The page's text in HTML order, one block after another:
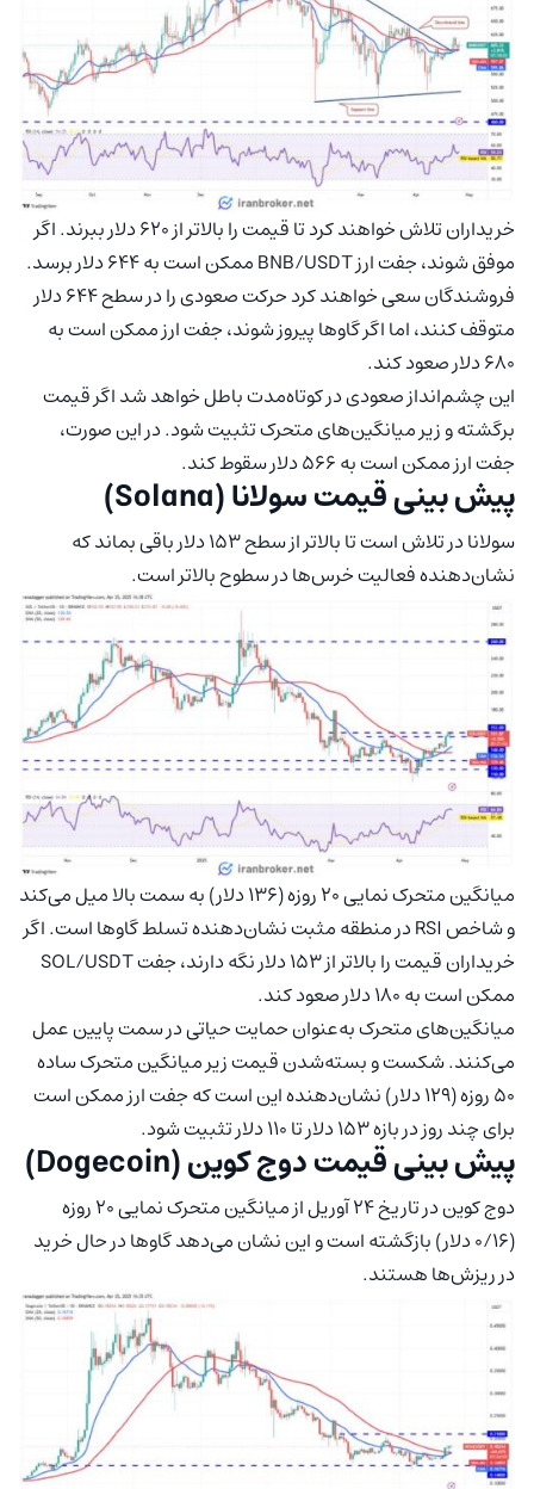
خریداران تلاش خواهند کرد تا قیمت را بالاتر از ۶۲۰ دلار ببرند. اگر
موفق شوند، جفت ارز BNB/USDT ممکن است به ۶۴۴ دلار برسد.
فروشندگان سعی خواهند کرد حرکت صعودی را در سطح ۶۴۴ دلار
متوقف کنند، اما اگر گاوها پیروز شوند، جفت ارز ممکن است به
۶۸۰ دلار صعود کند.
این چشم‌انداز صعودی در کوتاه‌مدت باطل خواهد شد اگر قیمت
برگشته و زیر میانگین‌های متحرک تثبیت شود. در این صورت،
جفت ارز ممکن است به ۵۶۶ دلار سقوط کند.
پیش‌ بینی قیمت سولانا (Solana)
سولانا در تلاش است تا بالاتر از سطح ۱۵۳ دلار باقی بماند که
نشان‌دهنده فعالیت خرس‌ها در سطوح بالاتر است.
میانگین متحرک نمایی ۲۰ روزه (۱۳۶ دلار) به سمت بالا میل می‌کند
و شاخص RSI در منطقه مثبت نشان‌دهنده تسلط گاوها است. اگر
خریداران قیمت را بالاتر از ۱۵۳ دلار نگه دارند، جفت SOL/USDT
ممکن است به ۱۸۰ دلار صعود کند.
میانگین‌های متحرک به‌عنوان حمایت حیاتی در سمت پایین عمل
می‌کنند. شکست و بسته‌شدن قیمت زیر میانگین متحرک ساده
۵۰ روزه (۱۲۹ دلار) نشان‌دهنده این است که جفت ارز ممکن است
برای چند روز در بازه ۱۵۳ دلار تا ۱۱۰ دلار تثبیت شود.
پیش‌ بینی قیمت دوج‌ کوین (Dogecoin)
دوج‌ کوین در تاریخ ۲۴ آوریل از میانگین متحرک نمایی ۲۰ روزه
(۰/۱۶ دلار) بازگشته است و این نشان می‌دهد گاوها در حال خرید
در ریزش‌ها هستند.